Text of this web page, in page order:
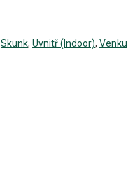
Skunk, Uvnitř (Indoor), Venku